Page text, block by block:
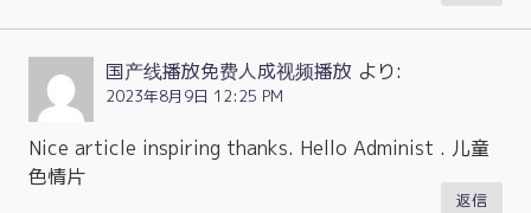
国产线播放免费人成视频播放 より:
2023年8月9日 12:25 PM
Nice article inspiring thanks. Hello Administ . 儿童
色情片
返信